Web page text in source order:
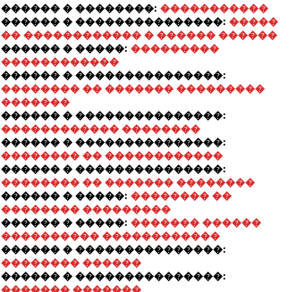
������ � ��������: �����������
������ � ���������������: �����
�� ������������ � ������ ������
������ � �����: ���������
������������
������ � ���������������:
�������� �� ������� ���������
�������
������ � ���������������:
������������ ��������
������ � ���������������:
�������� �� ������������
������ � ���������������:
�������� �� ������� ��������
������ � �����: �������� ��
�������� ���������
������ � �����: ������� ������
���������� ������������
������ � ���������������:
�������� ������
������ � ���������������:
������� �������